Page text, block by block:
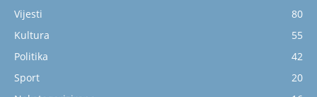
Vijesti
80
Kultura
55
Politika
42
Sport
20